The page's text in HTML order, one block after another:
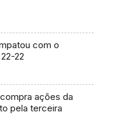
com o
22
ações da
pela terceira